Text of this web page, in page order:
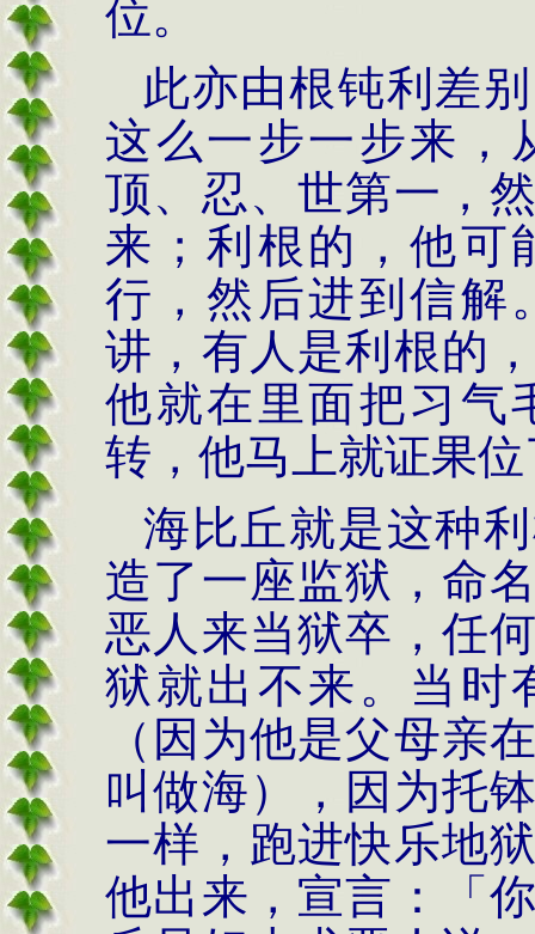
位。
此亦由根钝利差
这么一步一步来，
顶、忍、世第一，
来；利根的，他可
行，然后进到信解
讲，有人是利根的
他就在里面把习气
转，他马上就证果
海比丘就是这种
造了一座监狱，命
恶人来当狱卒，任
狱就出不来。当时
（因为他是父母亲
叫做海），因为托
一样，跑进快乐地
他出来，宣言：「